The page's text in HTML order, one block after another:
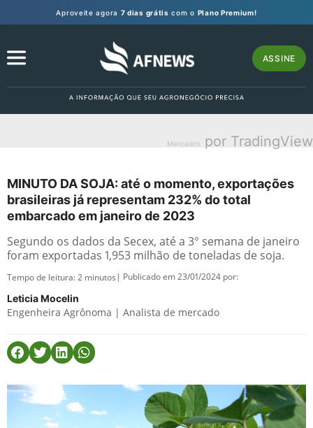
Aproveite agora 7 dias grátis com o Plano Premium!
ASSINE
Mercados por TradingView
MINUTO DA SOJA: até o momento, exportações
brasileiras já representam 232% do total
embarcado em janeiro de 2023
Segundo os dados da Secex, até a 3° semana de janeiro
foram exportadas 1,953 milhão de toneladas de soja.
Tempo de leitura:2 minutos | Publicado em 23/01/2024 por:
Leticia Mocelin
Engenheira Agrônoma | Analista de mercado